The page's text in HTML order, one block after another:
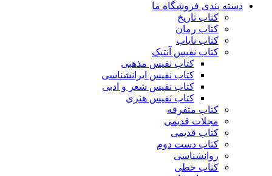
دسته بندی فروشگاه ما
کتاب تاریخ
کتاب رمان
کتاب نایاب
کتاب نفیس آنتیک
کتاب نفیس مذهبی
کتاب نفیس ایرانشناسی
کتاب نفیس شعر و ادبی
کتاب نفیس هنری
کتاب متفرقه
مجلات قدیمی
کتاب قدیمی
کتاب دست دوم
روانشناسی
کتاب خطی